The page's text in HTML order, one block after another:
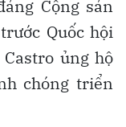
Cộng sản
Quốc hội
ủng hộ
chóng triển